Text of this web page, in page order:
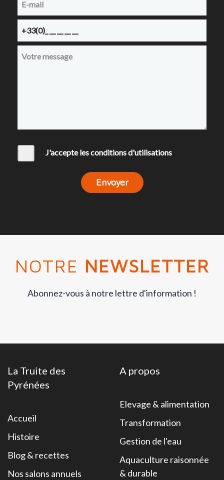
J'accepte les conditions d'utilisations
Envoyer
NOTRE NEWSLETTER
Abonnez-vous à notre lettre d'information !
La Truite des
Pyrénées
Accueil
Histoire
Blog & recettes
Nos salons annuels
A propos
Elevage & alimentation
Transformation
Gestion de l'eau
Aquaculture raisonnée
& durable